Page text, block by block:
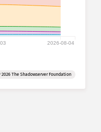
2026-08-04
2026 The Shadowserver Foundation